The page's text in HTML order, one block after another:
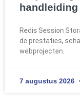
handleiding
Redis Session
de prestaties,
webprojecten.
7 augustus 2026